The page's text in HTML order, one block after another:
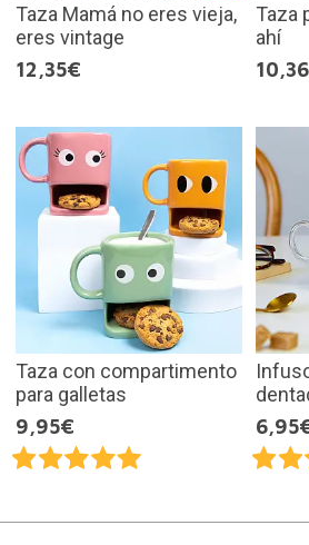
Taza Mamá no eres vieja,
eres vintage
12,35€
Taza
ahí
Taza con compartimento
para galletas
9,95€